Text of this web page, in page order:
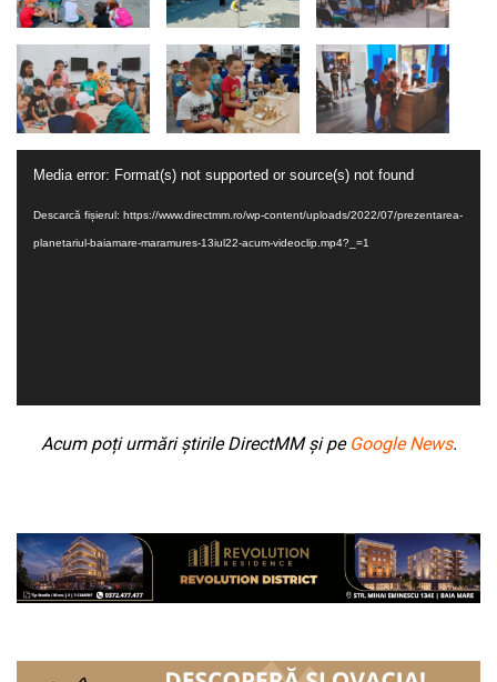
Media error: Format(s) not supported or source(s) not found
Descarcă fișierul: https://www.directmm.ro/wp-content/uploads/2022/07/prezentarea-
planetariul-baiamare-maramures-13iul22-acum-videoclip.mp4?_=1
Acum poți urmări știrile DirectMM și pe Google News.